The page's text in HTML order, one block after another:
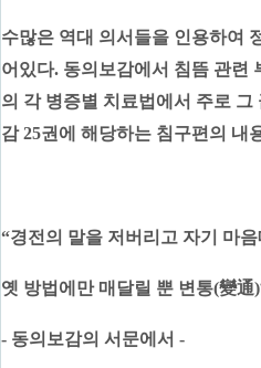
수많은 역대 의서들을 인용하여
어있다. 동의보감에서 침뜸 관련
의 각 병증별 치료법에서 주로
감 25권에 해당하는 침구편의 내
“경전의 말을 저버리고 자기 마
옛 방법에만 매달릴 뿐 변통(變
- 동의보감의 서문에서 -